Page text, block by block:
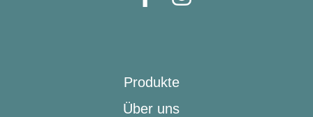
Produkte
Über uns